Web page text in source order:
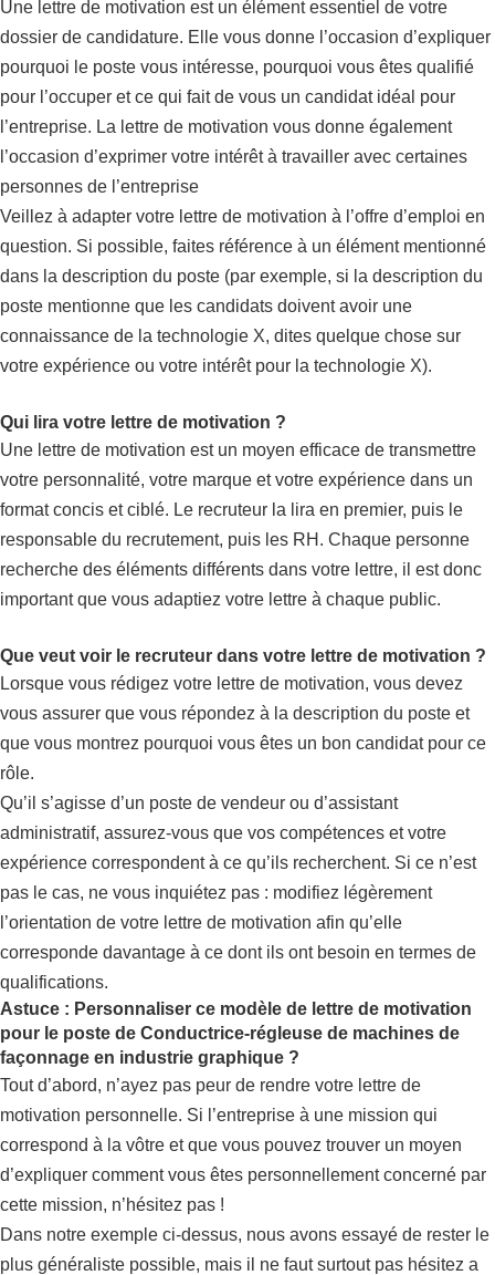
Une lettre de motivation est un élément essentiel de votre
dossier de candidature. Elle vous donne l’occasion d’expliquer
pourquoi le poste vous intéresse, pourquoi vous êtes qualifié
pour l’occuper et ce qui fait de vous un candidat idéal pour
l’entreprise. La lettre de motivation vous donne également
l’occasion d’exprimer votre intérêt à travailler avec certaines
personnes de l’entreprise
Veillez à adapter votre lettre de motivation à l’offre d’emploi en
question. Si possible, faites référence à un élément mentionné
dans la description du poste (par exemple, si la description du
poste mentionne que les candidats doivent avoir une
connaissance de la technologie X, dites quelque chose sur
votre expérience ou votre intérêt pour la technologie X).
Qui lira votre lettre de motivation ?
Une lettre de motivation est un moyen efficace de transmettre
votre personnalité, votre marque et votre expérience dans un
format concis et ciblé. Le recruteur la lira en premier, puis le
responsable du recrutement, puis les RH. Chaque personne
recherche des éléments différents dans votre lettre, il est donc
important que vous adaptiez votre lettre à chaque public.
Que veut voir le recruteur dans votre lettre de motivation ?
Lorsque vous rédigez votre lettre de motivation, vous devez
vous assurer que vous répondez à la description du poste et
que vous montrez pourquoi vous êtes un bon candidat pour ce
rôle.
Qu’il s’agisse d’un poste de vendeur ou d’assistant
administratif, assurez-vous que vos compétences et votre
expérience correspondent à ce qu’ils recherchent. Si ce n’est
pas le cas, ne vous inquiétez pas : modifiez légèrement
l’orientation de votre lettre de motivation afin qu’elle
corresponde davantage à ce dont ils ont besoin en termes de
qualifications.
Astuce : Personnaliser ce modèle de lettre de motivation
pour le poste de Conductrice-régleuse de machines de
façonnage en industrie graphique ?
Tout d’abord, n’ayez pas peur de rendre votre lettre de
motivation personnelle. Si l’entreprise à une mission qui
correspond à la vôtre et que vous pouvez trouver un moyen
d’expliquer comment vous êtes personnellement concerné par
cette mission, n’hésitez pas !
Dans notre exemple ci-dessus, nous avons essayé de rester le
plus généraliste possible, mais il ne faut surtout pas hésitez a